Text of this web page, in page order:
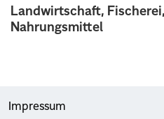
Landwirtschaft,
Nahrungsmittel
Impressum